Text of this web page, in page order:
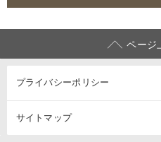
ページ
プライバシーポリシー
サイトマップ